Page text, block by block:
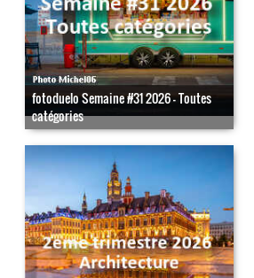
fotoduelo Semaine #31 2026 - Toutes
catégories